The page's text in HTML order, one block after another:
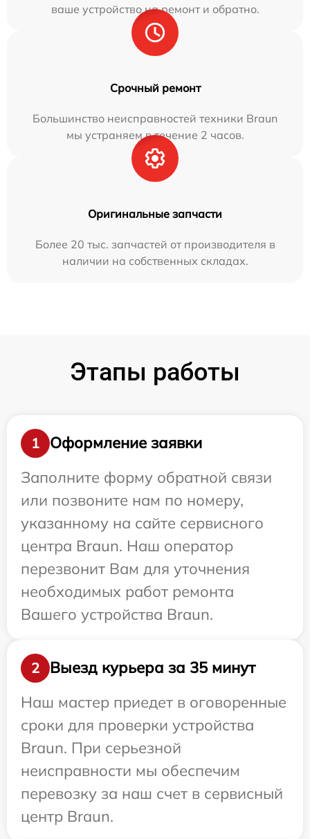
ваше устройство на ремонт и обратно.
Срочный ремонт
Большинство неисправностей техники Braun
мы устраняем в течение 2 часов.
Оригинальные запчасти
Более 20 тыс. запчастей от производителя в
наличии на собственных складах.
Этапы работы
1
Оформление заявки
Заполните форму обратной связи
или позвоните нам по номеру,
указанному на сайте сервисного
центра Braun. Наш оператор
перезвонит Вам для уточнения
необходимых работ ремонта
Вашего устройства Braun.
2
Выезд курьера за 35 минут
Наш мастер приедет в оговоренные
сроки для проверки устройства
Braun. При серьезной
неисправности мы обеспечим
перевозку за наш счет в сервисный
центр Braun.